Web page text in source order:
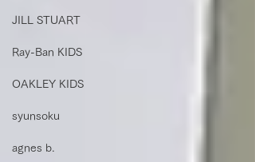
JILL STUART
Ray-Ban KIDS
OAKLEY KIDS
syunsoku
agnes b.